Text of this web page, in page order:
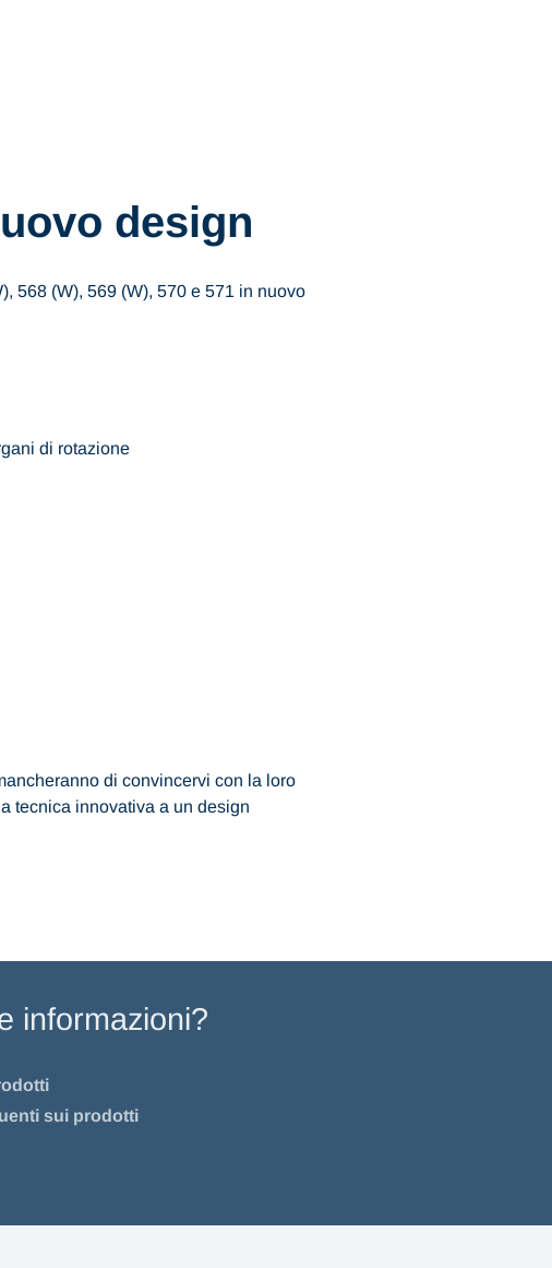
design
568 (W), 569 (W), 570 e 571 in nuovo
di rotazione
di convincervi con la loro
tecnica innovativa a un design
informazioni?
sui prodotti